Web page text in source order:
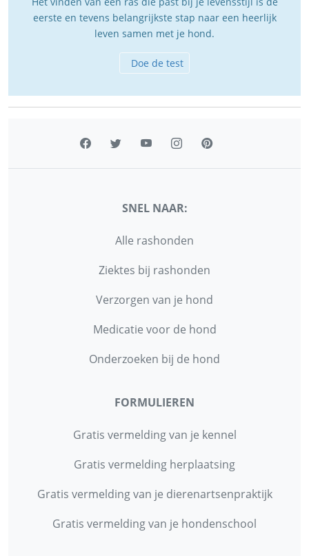
eerste en tevens belangrijkste stap naar een heerlijk
leven samen met je hond.
Doe de test
SNEL NAAR:
Alle rashonden
Ziektes bij rashonden
Verzorgen van je hond
Medicatie voor de hond
Onderzoeken bij de hond
FORMULIEREN
Gratis vermelding van je kennel
Gratis vermelding herplaatsing
Gratis vermelding van je dierenartsenpraktijk
Gratis vermelding van je hondenschool